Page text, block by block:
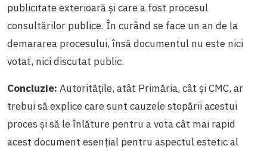
publicitate exterioară și care a fost procesul
consultărilor publice. În curând se face un an de la
demararea procesului, însă documentul nu este nici
votat, nici discutat public.
Concluzie: Autoritățile, atât Primăria, cât și CMC, ar
trebui să explice care sunt cauzele stopării acestui
proces și să le înlăture pentru a vota cât mai rapid
acest document esențial pentru aspectul estetic al